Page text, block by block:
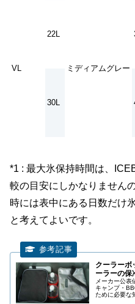
VL
22L
ミディアムグレー
30L
*1 : 最大氷保持時間は、
較の目安にしかなりません
時には表中にある日数だけ
と考えてよいです。
クーラーボ
ーラーの保
メーカー公表値はあ
キャンプ・
ために必要な